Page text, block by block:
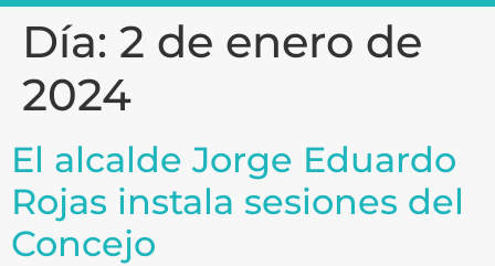
Día: 2 de enero de
2024
El alcalde Jorge Eduardo
Rojas instala sesiones del
Concejo